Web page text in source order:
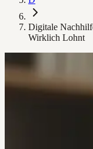
Digitale
Wirklich Lohnt